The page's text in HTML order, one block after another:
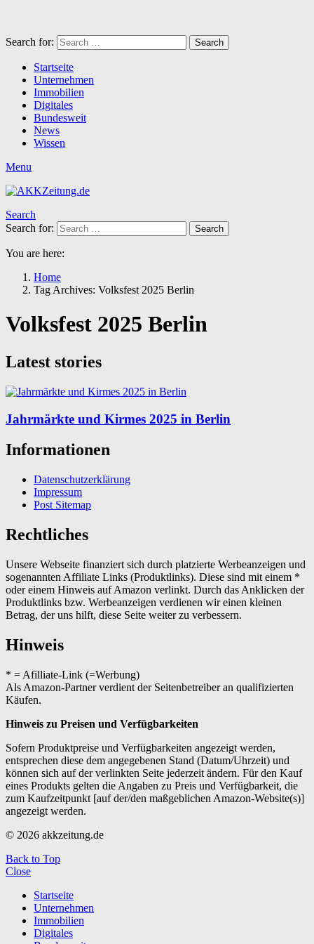
Search for: Search
Startseite
Unternehmen
Immobilien
Digitales
Bundesweit
News
Wissen
Menu
Search
Search for:
Search
You are here:
Home
Tag Archives: Volksfest 2025 Berlin
Volksfest 2025 Berlin
Latest stories
Jahrmärkte und Kirmes 2025 in Berlin
Informationen
Datenschutzerklärung
Impressum
Post Sitemap
Rechtliches
Unsere Webseite finanziert sich durch platzierte Werbeanzeigen und
sogenannten Affiliate Links (Produktlinks). Diese sind mit einem *
oder einem Hinweis auf Amazon verlinkt. Durch das Anklicken der
Produktlinks bzw. Werbeanzeigen verdienen wir einen kleinen
Betrag, der uns hilft, diese Seite weiter zu verbessern.
Hinweis
* = Afilliate-Link (=Werbung)
Als Amazon-Partner verdient der Seitenbetreiber an qualifizierten
Käufen.
Hinweis zu Preisen und Verfügbarkeiten
Sofern Produktpreise und Verfügbarkeiten angezeigt werden,
entsprechen diese dem angegebenen Stand (Datum/Uhrzeit) und
können sich auf der verlinkten Seite jederzeit ändern. Für den Kauf
eines Produkts gelten die Angaben zu Preis und Verfügbarkeit, die
zum Kaufzeitpunkt [auf der/den maßgeblichen Amazon-Website(s)]
angezeigt werden.
© 2026 akkzeitung.de
Back to Top
Close
Startseite
Unternehmen
Immobilien
Digitales